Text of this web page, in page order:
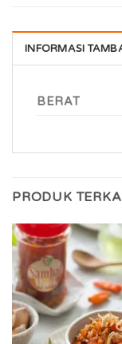
INFORMASI
BERAT
PRODUK